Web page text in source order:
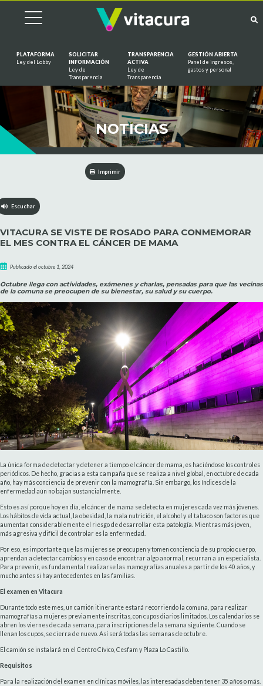
PLATAFORMA
Ley del Lobby
SOLICITAR
INFORMACIÓN
Ley de
Transparencia
TRANSPARENCIA
ACTIVA
Ley de
Transparencia
GESTIÓN ABIERTA
Panel de ingresos,
gastos y personal
NOTICIAS
Imprimir
Escuchar
VITACURA SE VISTE DE ROSADO PARA CONMEMORAR
EL MES CONTRA EL CÁNCER DE MAMA
Publicado el octubre 1, 2024
Octubre llega con actividades, exámenes y charlas, pensadas para que las vecinas
de la comuna se preocupen de su bienestar, su salud y su cuerpo.
La única forma de detectar y detener a tiempo el cáncer de mama, es haciéndose los controles
periódicos. De hecho, gracias a esta campaña que se realiza a nivel global, en octubre de cada
año, hay más conciencia de prevenir con la mamografía. Sin embargo, los índices de la
enfermedad aún no bajan sustancialmente.
Esto es así porque hoy en día, el cáncer de mama se detecta en mujeres cada vez más jóvenes.
Los hábitos de vida actual, la obesidad, la mala nutrición, el alcohol y el tabaco son factores que
aumentan considerablemente el riesgo de desarrollar esta patología. Mientras más joven,
más agresiva y difícil de controlar es la enfermedad.
Por eso, es importante que las mujeres se preocupen y tomen conciencia de su propio cuerpo,
aprendan a detectar cambios y en caso de encontrar algo anormal, recurran a un especialista.
Para prevenir, es fundamental realizarse las mamografías anuales a partir de los 40 años, y
mucho antes si hay antecedentes en las familias.
El examen en Vitacura
Durante todo este mes, un camión itinerante estará recorriendo la comuna, para realizar
mamografías a mujeres previamente inscritas, con cupos diarios limitados. Los calendarios se
abren los viernes de cada semana, para inscripciones de la semana siguiente. Cuando se
llenan los cupos, se cierra de nuevo. Así será todas las semanas de octubre.
El camión se instalará en el Centro Cívico, Cesfam y Plaza Lo Castillo.
Requisitos
Para la realización del examen en clínicas móviles, las interesadas deben tener 35 años o más.